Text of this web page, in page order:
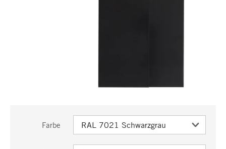
Farbe